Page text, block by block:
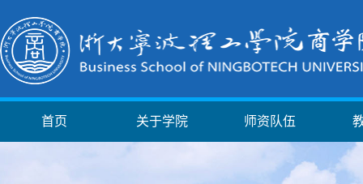
首页 关于学院 师资队伍